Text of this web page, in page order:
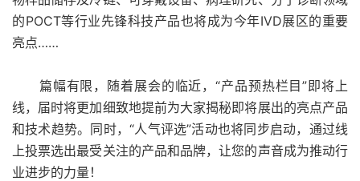
的POCT等行业先锋科技产品也将成为今年IVD展区的重要
亮点……
篇幅有限，随着展会的临近，“产品预热栏目”即将上
线，届时将更加细致地提前为大家揭秘即将展出的亮点产品
和技术趋势。同时，“人气评选”活动也将同步启动，通过线
上投票选出最受关注的产品和品牌，让您的声音成为推动行
业进步的力量！